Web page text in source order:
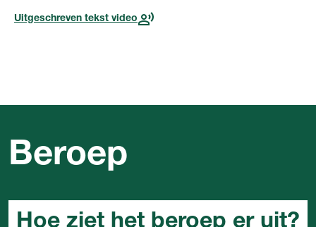
Uitgeschreven tekst video
Beroep
Hoe ziet het beroep er uit?